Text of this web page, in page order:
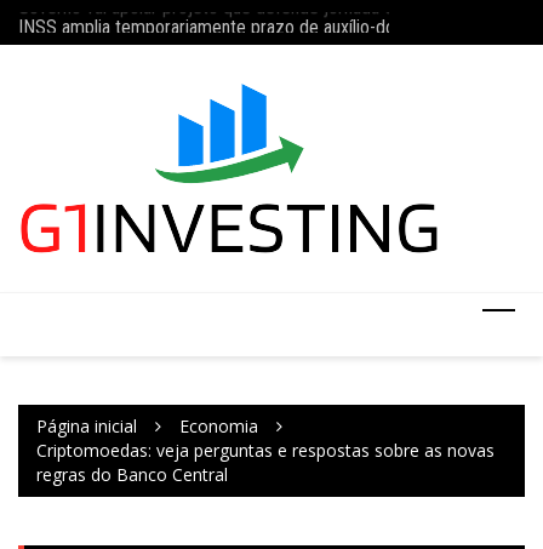
para
5×2 com limite de 40 horas semanais
INSS amplia temporariamente prazo de auxílio-doença sem perícia;
Página inicial
Economia
Criptomoedas: veja perguntas e respostas sobre as novas
regras do Banco Central